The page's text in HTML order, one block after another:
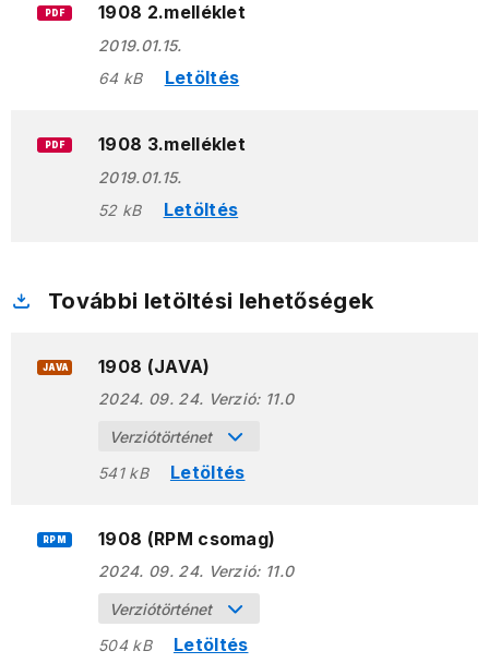
PDF 1908 2.melléklet
2019.01.15.
64 kB
Letöltés
PDF 1908 3.melléklet
2019.01.15.
52 kB
Letöltés
További letöltési lehetőségek
JAVA 1908 (JAVA)
2024. 09. 24. Verzió: 11.0
Verziótörténet
541 kB
Letöltés
RPM 1908 (RPM csomag)
2024. 09. 24. Verzió: 11.0
Verziótörténet
504 kB
Letöltés